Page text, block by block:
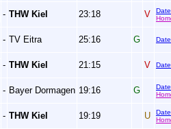
- THW Kiel 23:18 V
- TV Eitra 25:16 G
- THW Kiel 21:15 V
- Bayer Dormagen 19:16 G
- THW Kiel 19:19 U